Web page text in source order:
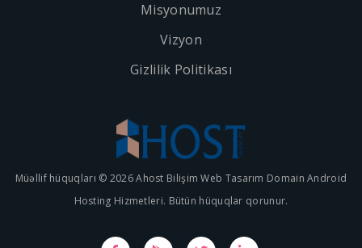
Misyonumuz
Vizyon
Gizlilik Politikası
Müəllif hüquqları © 2026 Ahost Bilişim Web Tasarım Domain Android
Hosting Hizmetleri. Bütün hüquqlar qorunur.